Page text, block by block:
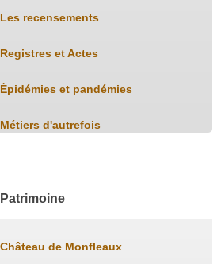
Les recensements
Registres et Actes
Épidémies et pandémies
Métiers d'autrefois
Patrimoine
Château de Monfleaux